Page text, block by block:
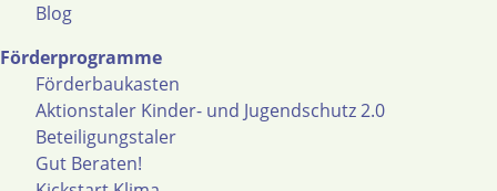
Blog
Förderprogramme
Förderbaukasten
Aktionstaler Kinder- und Jugendschutz 2.0
Beteiligungstaler
Gut Beraten!